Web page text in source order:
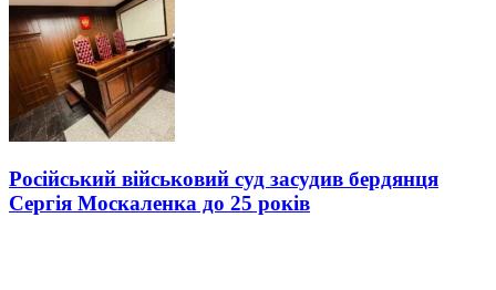
Російський військовий суд засудив бердянця
Сергія Москаленка до 25 років